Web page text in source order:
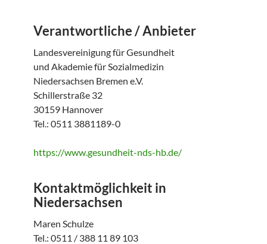
Verantwortliche / Anbieter
Landesvereinigung für Gesundheit
und Akademie für Sozialmedizin
Niedersachsen Bremen e.V.
Schillerstraße 32
30159 Hannover
Tel.: 0511 3881189-0
https://www.gesundheit-nds-hb.de/
Kontaktmöglichkeit in
Niedersachsen
Maren Schulze
Tel.: 0511 / 388 11 89 103